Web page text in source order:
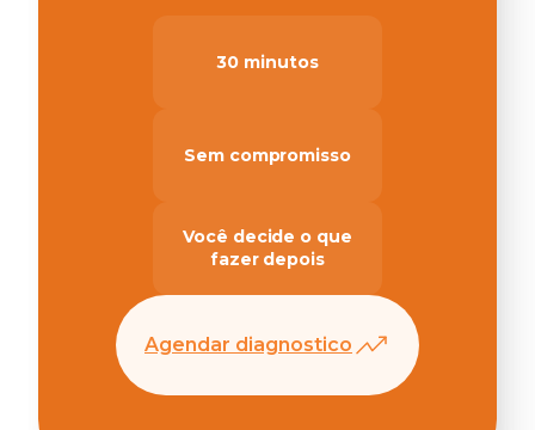
30 minutos
Sem compromisso
Você decide o que
fazer depois
Agendar diagnostico